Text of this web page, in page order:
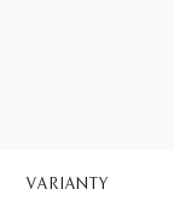
VARIANTY